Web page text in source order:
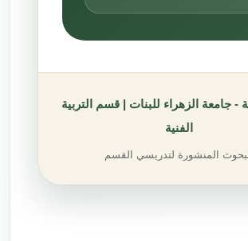
- جامعة الزهراء للبنات | قسم التربية
الفنية
المنشورة لتدريسي القسم